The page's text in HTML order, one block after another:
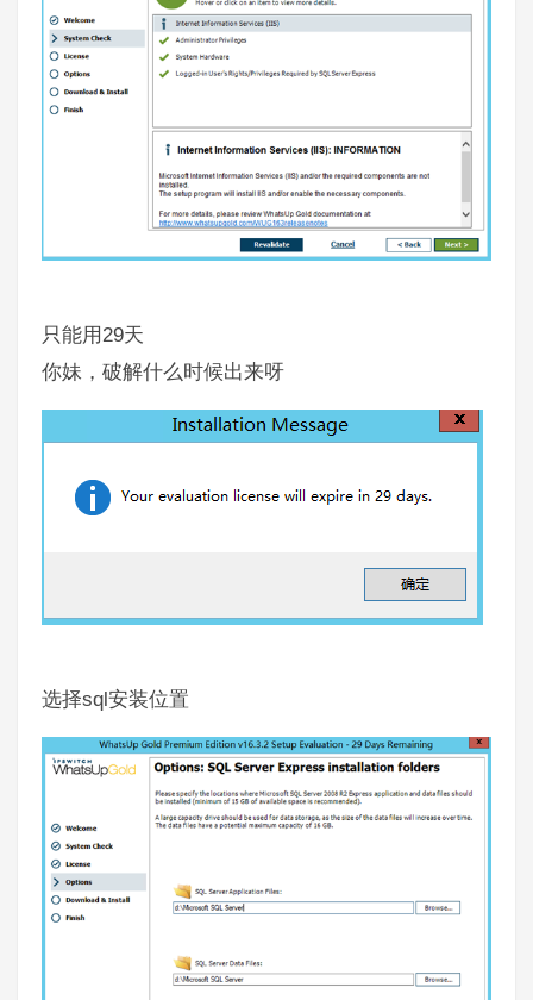
只能用29天
你妹，破解什么时候出来呀
选择sql安装位置